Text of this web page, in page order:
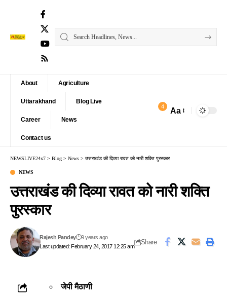
About Agriculture
Uttarakhand Blog Live
Career News
Contact us
4 Aa
NEWSLIVE24x7 > Blog > News > उत्तराखंड की दिव्या रावत को नारी शक्ति पुरस्कार
NEWS
उत्तराखंड की दिव्या रावत को नारी शक्ति
पुरस्कार
Last updated: February 24, 2017 12:25 am
Rajesh Pandey 9 years ago
Share
जेपी मैठाणी